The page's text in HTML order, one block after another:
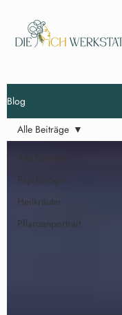
Blog
Alle Beiträge
Psychologie
Heilkräuter
Pflanzenportrait
Alle Beiträge